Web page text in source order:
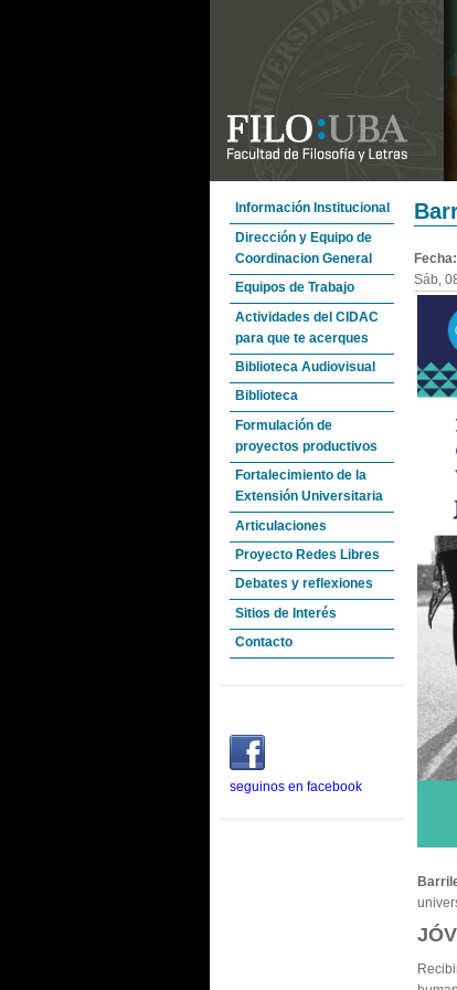
Información Institucional
Dirección y Equipo de
Coordinacion General
Equipos de Trabajo
Actividades del CIDAC
para que te acerques
Biblioteca Audiovisual
Biblioteca
Formulación de
proyectos productivos
Fortalecimiento de la
Extensión Universitaria
Articulaciones
Proyecto Redes Libres
Debates y reflexiones
Sitios de Interés
Contacto
seguinos en facebook
Fecha:
Sáb,